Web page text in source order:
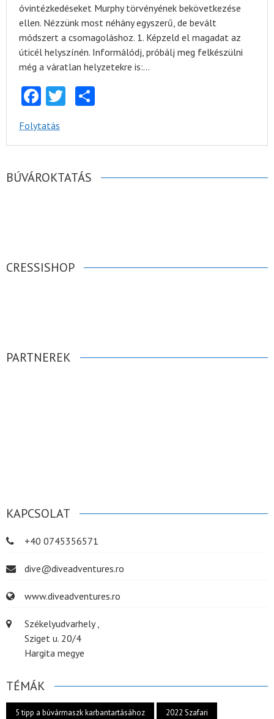
óvintézkedéseket Murphy törvényének bekövetkezése
ellen. Nézzünk most néhány egyszerű, de bevált
módszert a csomagoláshoz. 1. Képzeld el magadat az
úticél helyszínén. Informálódj, próbálj meg felkészülni
még a váratlan helyzetekre is:…
Facebook
Twitter
Folytatás
BÚVÁROKTATÁS
CRESSISHOP
PARTNEREK
KAPCSOLAT
+40 0745356571
dive@diveadventures.ro
www.diveadventures.ro
Székelyudvarhely ,
Sziget u. 20/4
Hargita megye
TÉMÁK
5 tipp a búvármaszk karbantartásához 2022 Szafari